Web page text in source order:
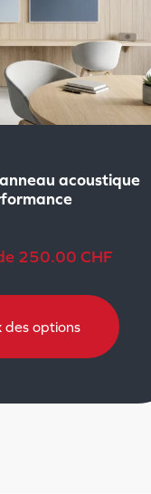
acoustique
250.00CHF
des options